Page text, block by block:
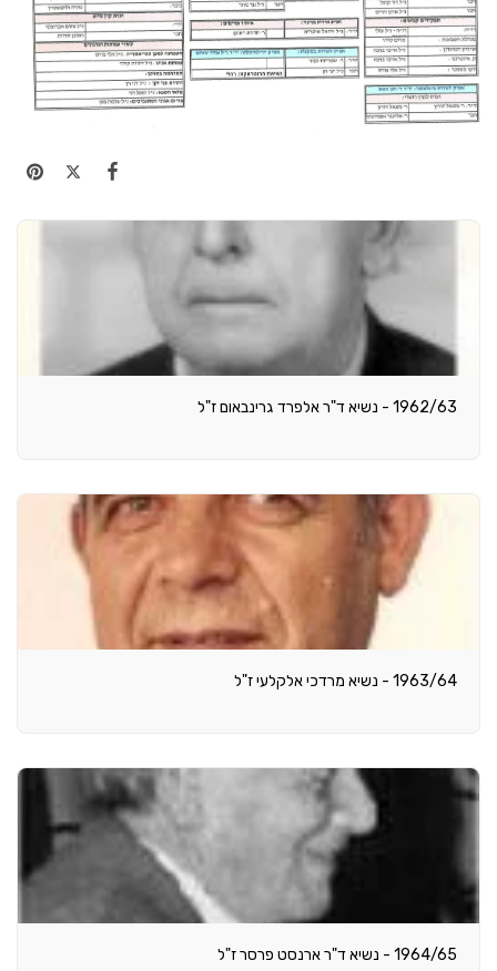
1962/63 - נשיא ד"ר אלפרד גרינבאום ז"ל
1963/64 - נשיא מרדכי אלקלעי ז"ל
1964/65 - נשיא ד"ר ארנסט פרסר ז"ל